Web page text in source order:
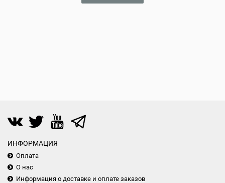
ИНФОРМАЦИЯ
Оплата
О нас
Информация о доставке и оплате заказов